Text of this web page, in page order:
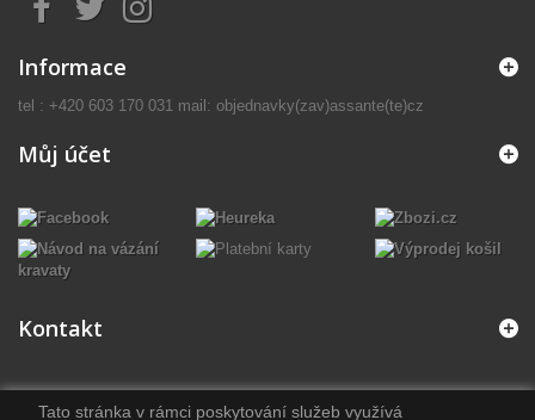
Tato stránka v rámci poskytování služeb využívá
Informace
tel : +420 603 170 031 mail: objednavky(zav)assante(te)cz
Můj účet
Kontakt